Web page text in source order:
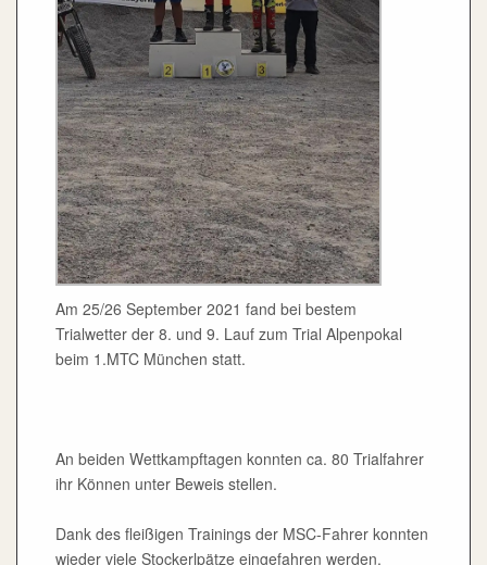
Am 25/26 September 2021 fand bei bestem
Trialwetter der 8. und 9. Lauf zum Trial Alpenpokal
beim 1.MTC München statt.
An beiden Wettkampftagen konnten ca. 80 Trialfahrer
ihr Können unter Beweis stellen.
Dank des fleißigen Trainings der MSC-Fahrer konnten
wieder viele Stockerlpätze eingefahren werden.